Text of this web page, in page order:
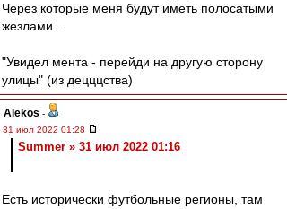
Через которые меня будут иметь полосатыми
жезлами...
"Увидел мента - перейди на другую сторону
улицы" (из децццства)
Alekos -
31 июл 2022 01:28
Summer » 31 июл 2022 01:16
Есть исторически футбольные регионы, там